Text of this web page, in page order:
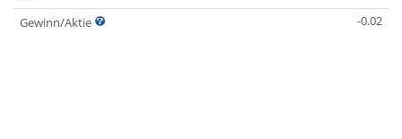
Gewinn/Aktie
-0.02